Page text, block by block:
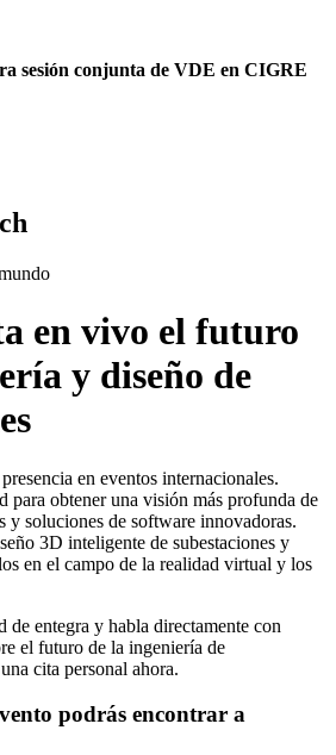
sesión conjunta de VDE en CIGRE
en vivo el futuro
y diseño de
en eventos internacionales.
para obtener una visión más profunda de
y soluciones de software innovadoras.
3D inteligente de subestaciones y
en el campo de la realidad virtual y los
de entegra y habla directamente con
el futuro de la ingeniería de
cita personal ahora.
podrás encontrar a